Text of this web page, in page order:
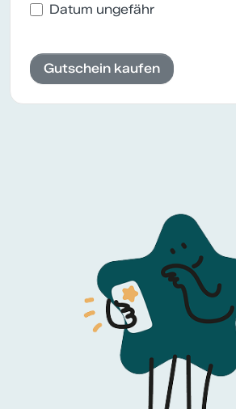
Datum ungefähr
Gutschein kaufen